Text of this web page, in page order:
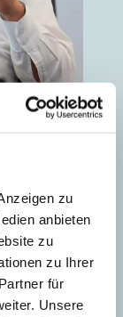
zu
anbieten
zu
zu Ihrer
für
Unsere
CEO